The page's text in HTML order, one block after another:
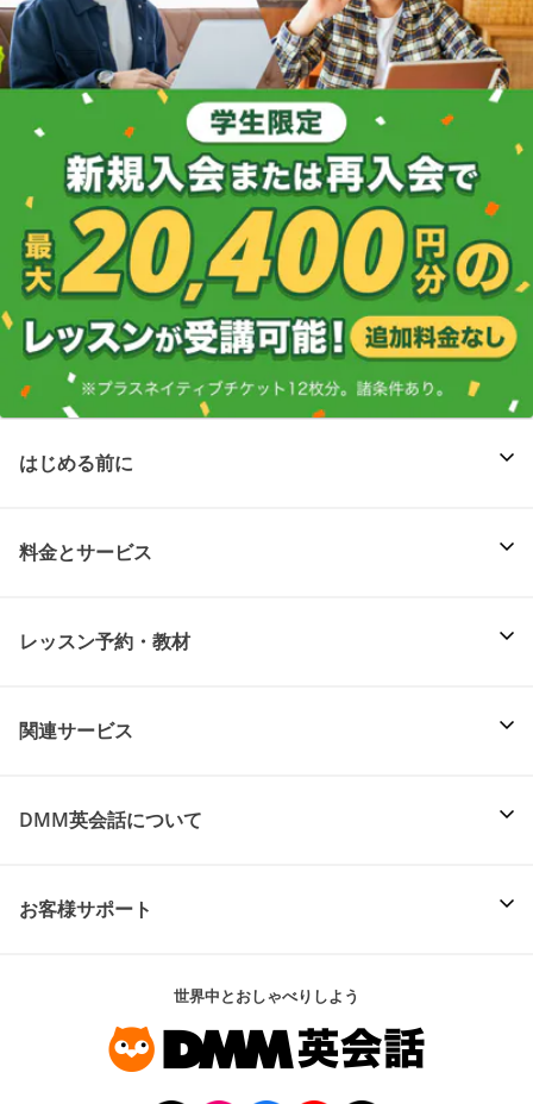
はじめる前に
料金とサービス
レッスン予約・教材
関連サービス
DMM英会話について
お客様サポート
世界中とおしゃべりしよう